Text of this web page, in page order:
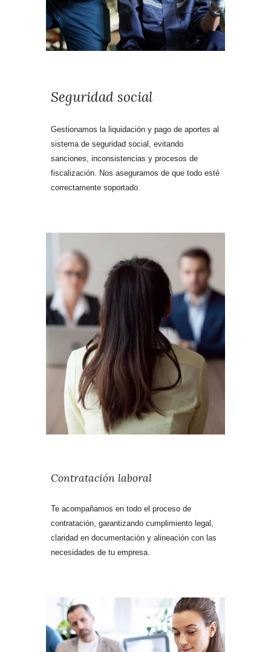
Seguridad social
Gestionamos la liquidación y pago de aportes al
sistema de seguridad social, evitando
sanciones, inconsistencias y procesos de
fiscalización. Nos aseguramos de que todo esté
correctamente soportado.
Contratación laboral
Te acompañamos en todo el proceso de
contratación, garantizando cumplimiento legal,
claridad en documentación y alineación con las
necesidades de tu empresa.